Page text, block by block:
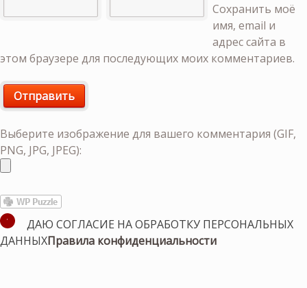
Сохранить моё
имя, email и
адрес сайта в
этом браузере для последующих моих комментариев.
Выберите изображение для вашего комментария (GIF,
PNG, JPG, JPEG):
ДАЮ СОГЛАСИЕ НА ОБРАБОТКУ ПЕРСОНАЛЬНЫХ
ДАННЫХПравила конфиденциальности